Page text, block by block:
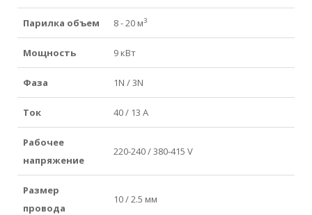
Парилка объем 8 - 20 м3
Мощность 9 кВт
Фаза 1N / 3N
Ток 40 / 13 А
Рабочее
напряжение
220-240 / 380-415 V
Размер
провода
10 / 2.5 мм